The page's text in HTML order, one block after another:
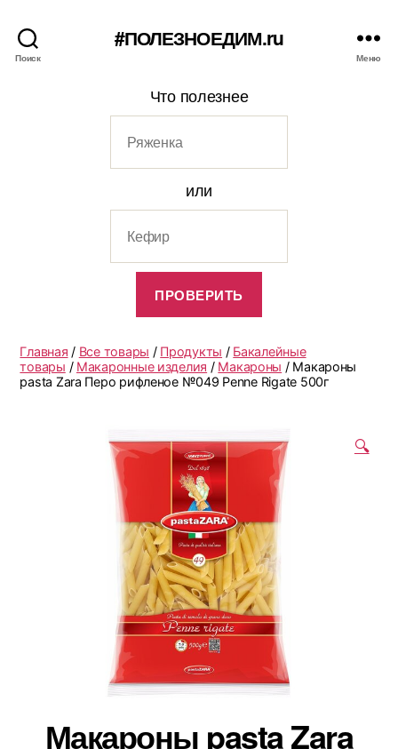
Поиск
#ПОЛЕЗНОЕДИМ.ru
Меню
Что полезнее
или
Главная / Все товары / Продукты / Бакалейные
товары / Макаронные изделия / Макароны / Макароны
pasta Zara Перо рифленое №049 Penne Rigate 500г
🔍
Макароны pasta Zara